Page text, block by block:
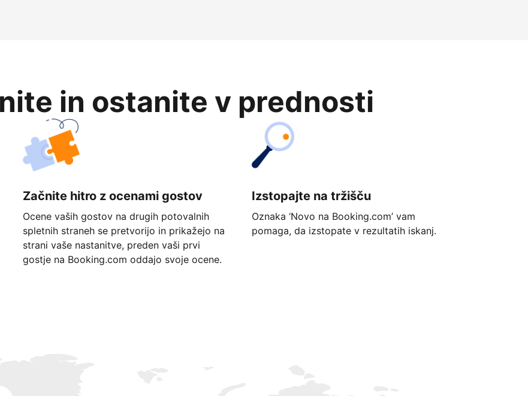
in ostanite v prednosti
Začnite hitro z ocenami gostov
Ocene vaših gostov na drugih potovalnih
spletnih straneh se pretvorijo in prikažejo na
strani vaše nastanitve, preden vaši prvi
gostje na Booking.com oddajo svoje ocene.
Izstopajte na tržišču
Oznaka ‘Novo na Booking.com’ vam
pomaga, da izstopate v rezultatih iskanj.